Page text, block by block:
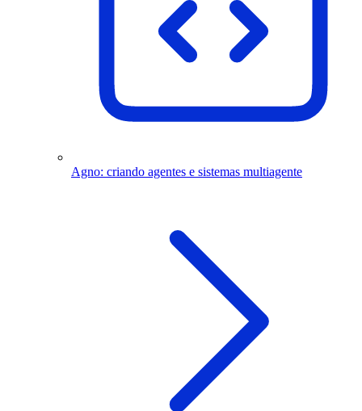
Agno: criando agentes e sistemas multiagente